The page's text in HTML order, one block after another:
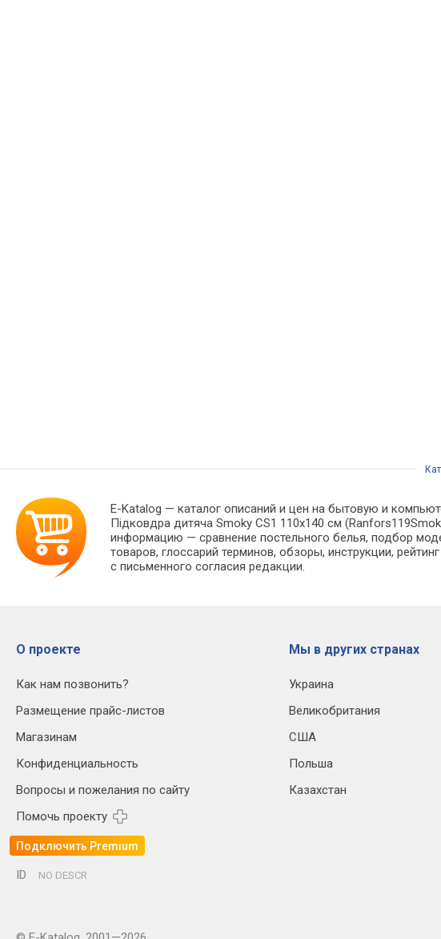
E-Katalog — каталог описаний и цен на бытовую и
Підковдра дитяча Smoky CS1 110х140 см
информацию — сравнение постельного белья, подбор
товаров, глоссарий терминов, обзоры, инструкции,
с письменного согласия редакции.
О проекте
Как нам позвонить?
Размещение прайс-листов
Магазинам
Конфиденциальность
Вопросы и пожелания по сайту
Помочь проекту
Подключить Premium
Мы в других странах
Украина
Великобритания
США
Польша
Казахстан
ID NO DESCR